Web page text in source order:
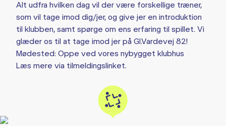
Alt udfra hvilken dag vil der være forskellige træner,
som vil tage imod dig/jer, og give jer en introduktion
til klubben, samt spørge om ens erfaring til spillet. Vi
glæder os til at tage imod jer på Gl.Vardevej 82!
Mødested: Oppe ved vores nybygget klubhus
Læs mere via tilmeldingslinket.